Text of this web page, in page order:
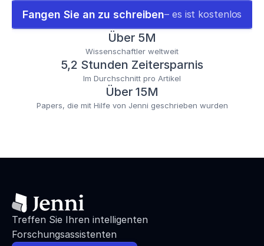
Fangen Sie an zu schreiben– es ist kostenlos
Über 5M
Wissenschaftler weltweit
5,2 Stunden Zeitersparnis
Im Durchschnitt pro Artikel
Über 15M
Papers, die mit Hilfe von Jenni geschrieben wurden
Treffen Sie Ihren intelligenten
Forschungsassistenten